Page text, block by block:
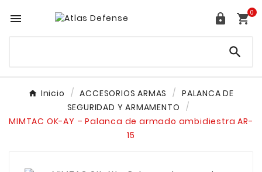
  0

Inicio ACCESORIOS ARMAS
PALANCA DE
SEGURIDAD Y ARMAMENTO
MIMTAC OK-AY – Palanca de armado ambidiestra AR-
15